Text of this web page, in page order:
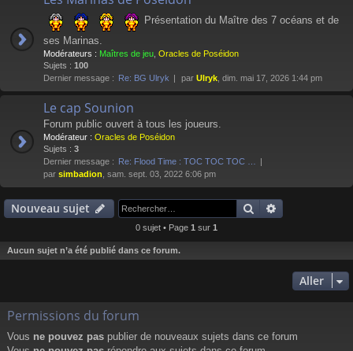
Présentation du Maître des 7 océans et de
ses Marinas.
Modérateurs : Maîtres de jeu Oracles de Poséidon
Sujets : 100
Dernier message : Re: BG Ulryk par Ulryk , dim. mai 17, 2026 1:44 pm
Le cap Sounion
Forum public ouvert à tous les joueurs.
Modérateur : Oracles de Poséidon
Sujets : 3
Dernier message : Re: Flood Time : TOC TOC TOC …
par simbadion , sam. sept. 03, 2022 6:06 pm
Nouveau sujet Rechercher
0 sujet • Page 1 sur 1
Aucun sujet n’a été publié dans ce forum.
Aller
Permissions du forum
Vous ne pouvez pas publier de nouveaux sujets dans ce forum